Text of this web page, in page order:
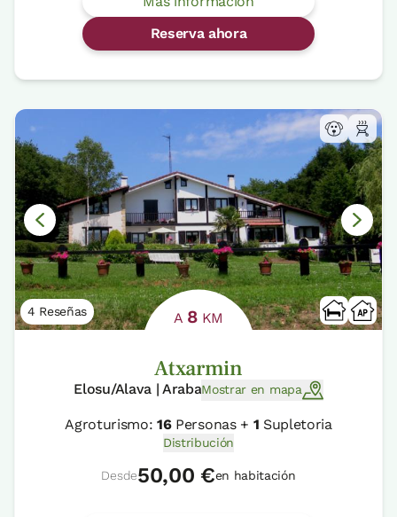
Reserva ahora
4 Reseñas A 8 KM
Atxarmin
Elosu/Alava | ArabaMostrar en mapa
Agroturismo:16Personas + 1 Supletoria
Distribución
Desde50,00 €en habitación